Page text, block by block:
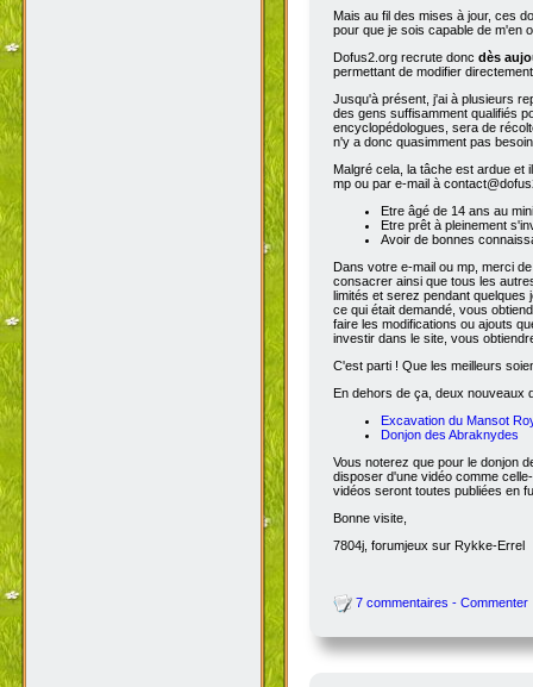
Mais au fil des mises à jour, ces
pour que je sois capable de m'en
Dofus2.org recrute donc dès
permettant de modifier
Jusqu'à présent, j'ai à plusieurs
des gens suffisamment qualifiés
encyclopédologues, sera de
n'y a donc quasimment pas
Malgré cela, la tâche est ardue
mp ou par e-mail à
Etre âgé de 14 ans au
Etre prêt à pleinement
Avoir de bonnes
Dans votre e-mail ou mp, merci
consacrer ainsi que tous les
limités et serez pendant
ce qui était demandé, vous
faire les modifications ou ajouts
investir dans le site, vous
C'est parti ! Que les meilleurs
En dehors de ça, deux nouveaux
Excavation du Mansot
Donjon des Abraknydes
Vous noterez que pour le donjon
disposer d'une vidéo comme
vidéos seront toutes publiées en
Bonne visite,
7804j, forumjeux sur Rykke-Errel
7 commentaires - Commenter